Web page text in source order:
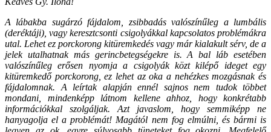
A lábakba sugárzó fájdalom, zsibbadás valószínűleg a lumbális
(deréktáji), vagy keresztcsonti csigolyákkal kapcsolatos problémákra
utal. Lehet ez porckorong kitüremkedés vagy már kialakult sérv, de a
jelek utalhatnak más gerincbetegségekre is. A bal láb esetében
valószínűleg erősen nyomja a csigolyák közt kilépő ideget egy
kitüremkedő porckorong, ez lehet az oka a nehézkes mozgásnak és
fájdalomnak. A leírtak alapján ennél sajnos nem tudok többet
mondani, mindenképp látnom kellene ahhoz, hogy konkrétabb
információkkal szolgáljak. Azt javaslom, hogy semmiképp ne
hanyagolja el a problémát! Magától nem fog elmúlni, és bármi is